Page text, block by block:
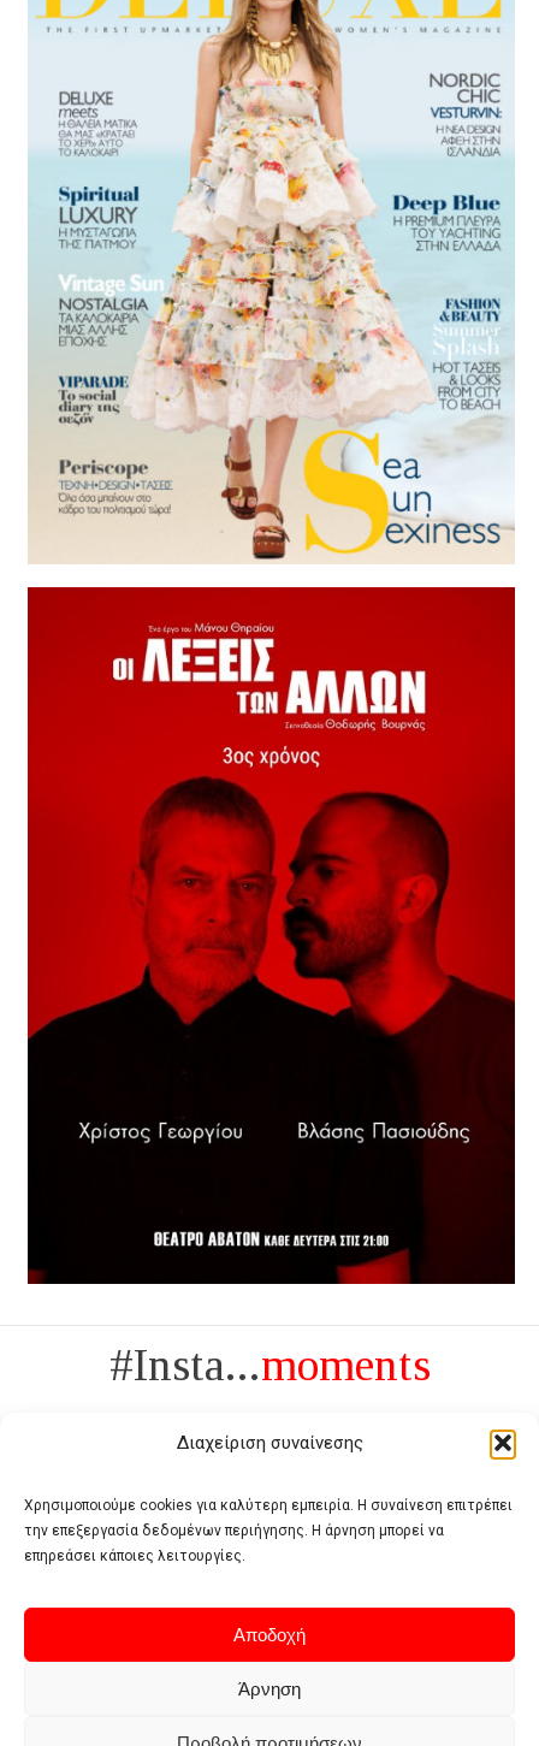
Διαχείριση συναίνεσης
Χρησιμοποιούμε cookies για καλύτερη εμπειρία. Η συναίνεση επιτρέπει
την επεξεργασία δεδομένων περιήγησης. Η άρνηση μπορεί να
επηρεάσει κάποιες λειτουργίες.
Αποδοχή
Άρνηση
#Insta...moments
Πολυτέλεια δεν είναι το αντίθετο της ανέχειας, είναι το αντίθετο της